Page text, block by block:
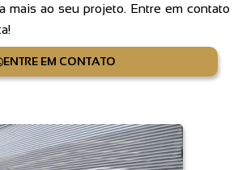
mais ao seu projeto. Entre em contato
ENTRE EM CONTATO